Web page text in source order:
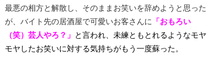
最悪の相方と解散し、そのままお笑いを辞めようと思った
が、バイト先の居酒屋で可愛いお客さんに
「おもろい
（笑）芸人やろ？」 と言われ、未練ともとれるようなモヤ
モヤしたお笑いに対する気持ちがもう一度蘇った。